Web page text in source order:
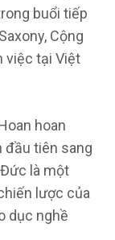
buổi tiếp
Cộng
việc tại Việt
hoan
đầu tiên sang
là một
lược của
dục nghề